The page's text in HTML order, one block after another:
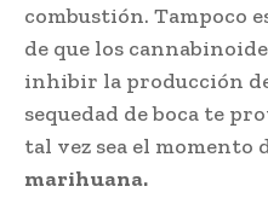
combustión. Tampoco
de que los
inhibir la producción
sequedad de boca te
tal vez sea el momento
marihuana.